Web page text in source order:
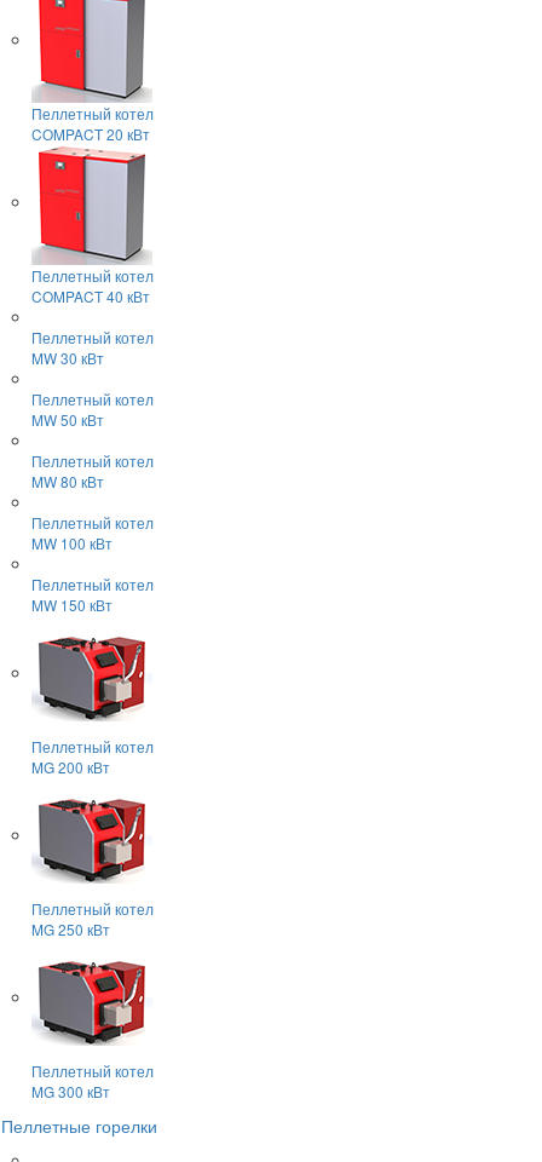
Пеллетный котел
COMPACT 20 кВт
Пеллетный котел
COMPACT 40 кВт
Пеллетный котел
MW 30 кВт
Пеллетный котел
MW 50 кВт
Пеллетный котел
MW 80 кВт
Пеллетный котел
MW 100 кВт
Пеллетный котел
MW 150 кВт
Пеллетный котел
MG 200 кВт
Пеллетный котел
MG 250 кВт
Пеллетный котел
MG 300 кВт
Пеллетные горелки